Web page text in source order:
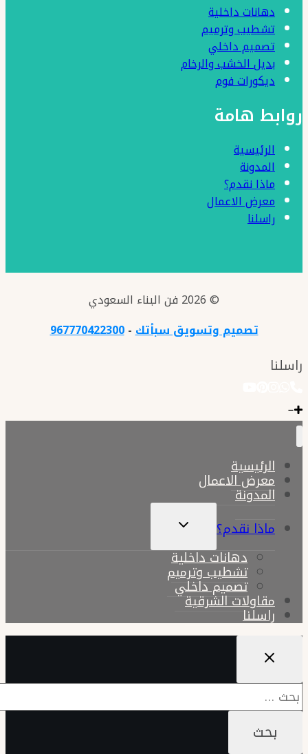
ايبوكسي
دهانات داخلية
تشطيب وترميم
تصميم داخلي
بديل الخشب والرخام
ديكورات فوم
روابط هامة
الرئيسية
المدونة
ماذا نقدم؟
معرض الاعمال
راسلنا
© 2026 فن البناء السعودي
تصميم وتسويق سبأتك-
967770422300
راسلنا
الرئيسية
معرض الاعمال
المدونة
ماذا نقدم؟
تبديل
الفرعيةدهانات داخلية
تشطيب وترميم
تصميم داخلي
مقاولات الشرقية
راسلنا
البحث
عن: